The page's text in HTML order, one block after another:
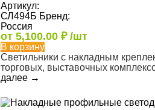
Артикул:
СЛ494Б Бренд:
Россия
от 5,100.00 ₽/шт
В корзину
Светильники с накладным
торговых, выставочных
далее →